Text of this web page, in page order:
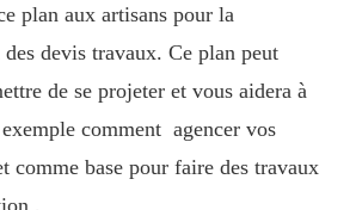
plan aux artisans pour la
devis travaux. Ce plan peut
de se projeter et vous aidera à
comment agencer vos
comme base pour faire des travaux
.